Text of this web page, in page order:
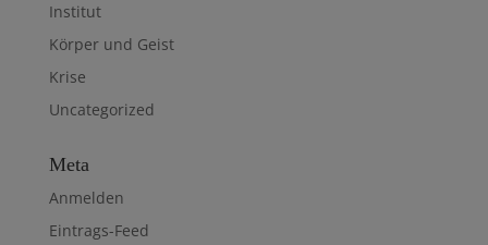
Institut
Körper und Geist
Krise
Uncategorized
Meta
Anmelden
Eintrags-Feed